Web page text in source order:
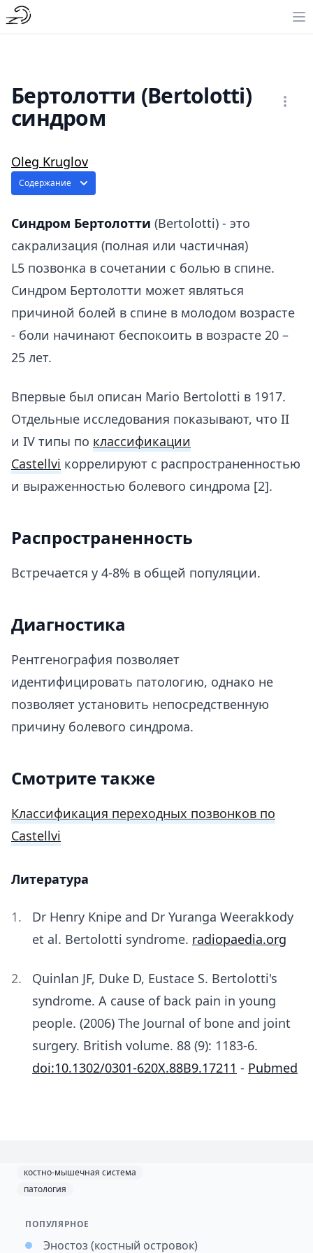
Бертолотти (Bertolotti)
синдром
Oleg Kruglov
Содержание
Синдром Бертолотти (Bertolotti) - это
cакрализация (полная или частичная)
L5 позвонка в сочетании с болью в спине.
Синдром Бертолотти может являться
причиной болей в спине в молодом возрасте
- боли начинают беспокоить в возрасте 20 –
25 лет.
Впервые был описан Mario Bertolotti в 1917.
Отдельные исследования показывают, что II
и IV типы по классификации
Castellvi коррелируют с распространенностью
и выраженностью болевого синдрома [2].
Распространенность
Встречается у 4-8% в общей популяции.
Диагностика
Рентгенография позволяет
идентифицировать патологию, однако не
позволяет установить непосредственную
причину болевого синдрома.
Смотрите также
Классификация переходных позвонков по
Castellvi
Литература
Dr Henry Knipe and Dr Yuranga Weerakkody
et al. Bertolotti syndrome. radiopaedia.org
Quinlan JF, Duke D, Eustace S. Bertolotti's
syndrome. A cause of back pain in young
people. (2006) The Journal of bone and joint
surgery. British volume. 88 (9): 1183-6.
doi:10.1302/0301-620X.88B9.17211 - Pubmed
костно-мышечная система
патология
ПОПУЛЯРНОЕ
Эностоз (костный островок)